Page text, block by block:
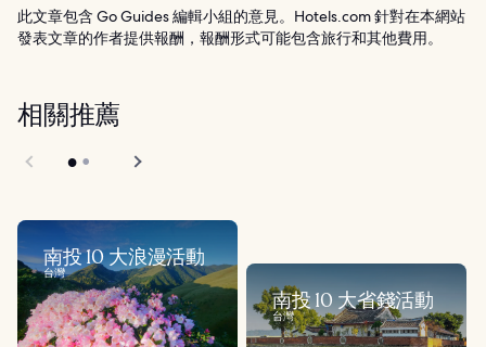
此文章包含 Go Guides 編輯小組的意見。Hotels.com 針對在本網站
發表文章的作者提供報酬，報酬形式可能包含旅行和其他費用。
相關推薦
南投 10 大浪漫活動
台灣
南投 10 大省錢活動
台灣